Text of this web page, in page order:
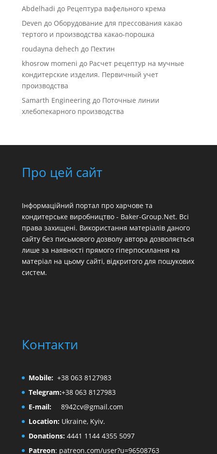
Abdelhadi до Рецептура вафельного крема
Deven до Оборудование для прессования какао
тертого и производства какао-порошка
roudayna dehech до Пектин
khosrow momeni до Расчет рецептур на мучные
кондитерские изделия. Первичный учет
производства
Samarth Engineeringдо Поточные линии
хлебопекарного производства
Про цей сайт
Інформаційний портал про харчове та
кондитерське виробництво - Baker-Group.Net. Всі
права захищені. Використання матеріалів даного
сайту без письмового дозволу автора дозволяється
лише за наявності прямого гіперпосилання на
матеріал на цьому сайті, відкритого для пошукових
систем.
Контакти
Mobile: +38 063 8127983
Telegram:+38 063 8127983
E-mail:
8942cv@gmail.com
Location:Ukraine, Kyiv.
Donations:4441 1144 4355 5097
Patreon: patreon.com/user?u=96508763